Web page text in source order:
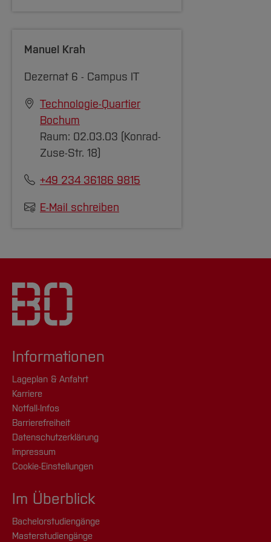
Team
Fachgruppen
Forschung und Entwicklung
Team
Service
BO Shop
Diskriminierungsfreie Hochschule
Vertretungen
International Office
Medienzentrum
Zentrale Studienberatung
Manuel Krah
Dezernat 6 - Campus IT
Technologie-Quartier
Bochum
Raum: 02.03.03 (Konrad-
Zuse-Str. 18)
+49 234 36186 9815
E-Mail schreiben
Informationen
Lageplan & Anfahrt
Karriere
Notfall-Infos
Barrierefreiheit
Datenschutzerklärung
Impressum
Cookie-Einstellungen
Im Überblick
Bachelorstudiengänge
Masterstudiengänge